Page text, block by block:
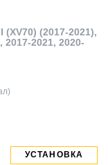
(2017-2021),
2017-2021, 2020-
УСТАНОВКА